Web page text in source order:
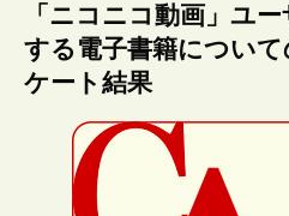
「ニコニコ動画」ユ
する電子書籍について
ケート結果